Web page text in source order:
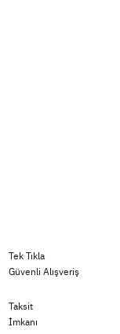
Tek Tıkla
Güvenli Alışveriş
Taksit
İmkanı